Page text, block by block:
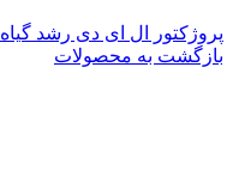
پروژکتور ال ای دی رشد گیاه 50 وات 220 ولت
بازگشت به محصولات